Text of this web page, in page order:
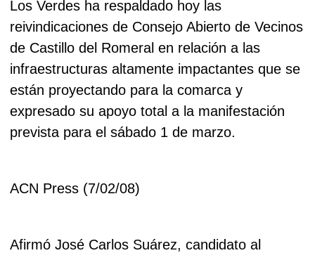
Los Verdes ha respaldado hoy las
reivindicaciones de Consejo Abierto de Vecinos
de Castillo del Romeral en relación a las
infraestructuras altamente impactantes que se
están proyectando para la comarca y
expresado su apoyo total a la manifestación
prevista para el sábado 1 de marzo.
ACN Press (7/02/08)
Afirmó José Carlos Suárez, candidato al